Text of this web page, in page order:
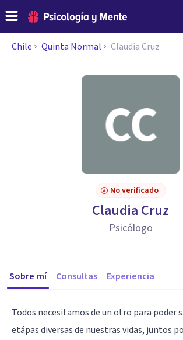
Chile Quinta Normal Claudia Cruz
No verificado
Claudia Cruz
Psicólogo
Sobre mí Consultas Experiencia
Todos necesitamos de un otro para poder
etápas diversas de nuestras vidas, juntos